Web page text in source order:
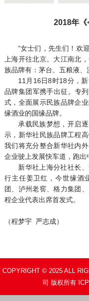
2018年《
“女士们，先生们！欢迎
上海开往北京。大江南北
族品牌有：茅台、五粮液
11月16日8时18分，新
品牌集团军携手出征。专
式，全面展示民族品牌企
缘酒业的国缘品牌。
承载民族梦想，开启逐
示，新华社民族品牌工程
我们将充分整合新华社内
企业驶上发展快车道，跑
新华社上海分社社长、
行主任姜卫红，今世缘酒
团、泸州老窖、格力集团
程企业代表出席首发式。
（程梦宇 严志成）
COPYRIGHT © 2025 ALL
司 版权所有 ICP